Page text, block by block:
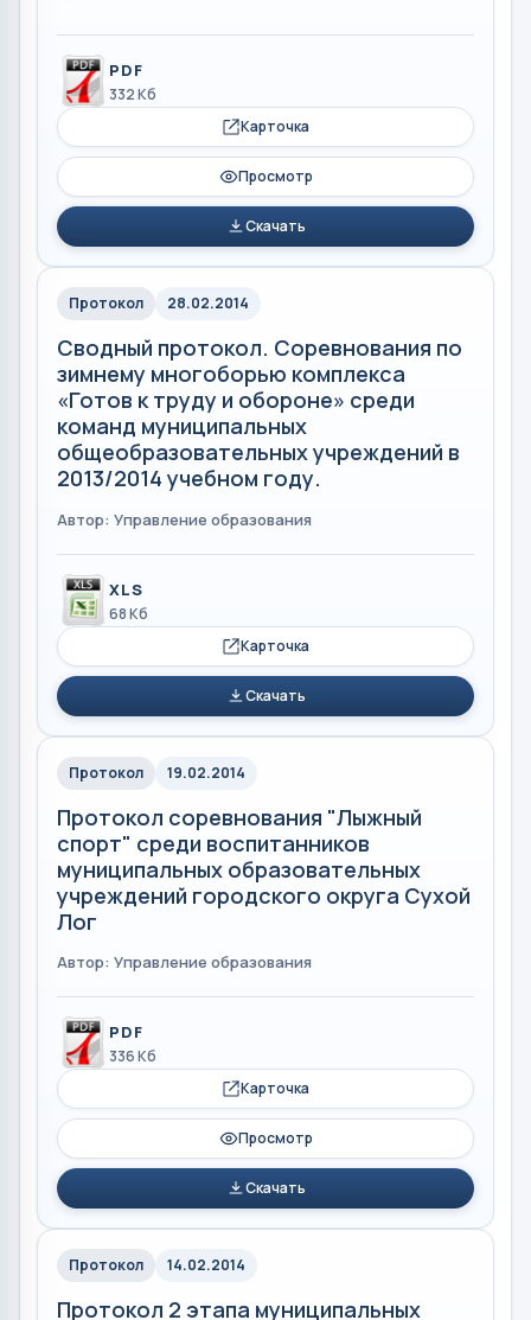
PDF
332 Кб
Карточка
Просмотр
Скачать
Протокол 28.02.2014
Сводный протокол. Соревнования по
зимнему многоборью комплекса
«Готов к труду и обороне» среди
команд муниципальных
общеобразовательных учреждений в
2013/2014 учебном году.
Автор: Управление образования
XLS
68 Кб
Карточка
Скачать
Протокол 19.02.2014
Протокол соревнования "Лыжный
спорт" среди воспитанников
муниципальных образовательных
учреждений городского округа Сухой
Лог
Автор: Управление образования
PDF
336 Кб
Карточка
Просмотр
Скачать
Протокол 14.02.2014
Протокол 2 этапа муниципальных